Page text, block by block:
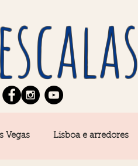
Vegas Lisboa e arredores